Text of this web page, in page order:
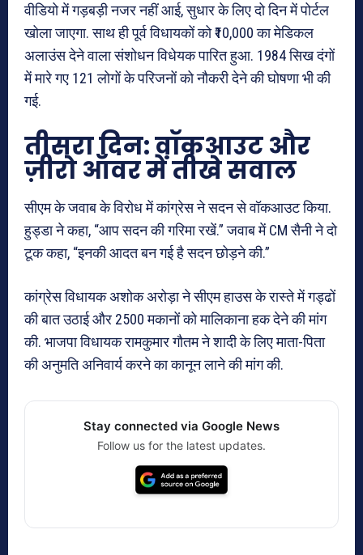
वीडियो में गड़बड़ी नजर नहीं आई, सुधार के लिए दो दिन में पोर्टल
खोला जाएगा. साथ ही पूर्व विधायकों को ₹10,000 का मेडिकल
अलाउंस देने वाला संशोधन विधेयक पारित हुआ. 1984 सिख दंगों
में मारे गए 121 लोगों के परिजनों को नौकरी देने की घोषणा भी की
गई.
तीसरा दिन: वॉकआउट और
ज़ीरो ऑवर में तीखे सवाल
सीएम के जवाब के विरोध में कांग्रेस ने सदन से वॉकआउट किया.
हुड्डा ने कहा, “आप सदन की गरिमा रखें.” जवाब में CM सैनी ने दो
टूक कहा, “इनकी आदत बन गई है सदन छोड़ने की.”
कांग्रेस विधायक अशोक अरोड़ा ने सीएम हाउस के रास्ते में गड्ढों
की बात उठाई और 2500 मकानों को मालिकाना हक देने की मांग
की. भाजपा विधायक रामकुमार गौतम ने शादी के लिए माता-पिता
की अनुमति अनिवार्य करने का कानून लाने की मांग की.
Stay connected via Google News
Follow us for the latest updates.